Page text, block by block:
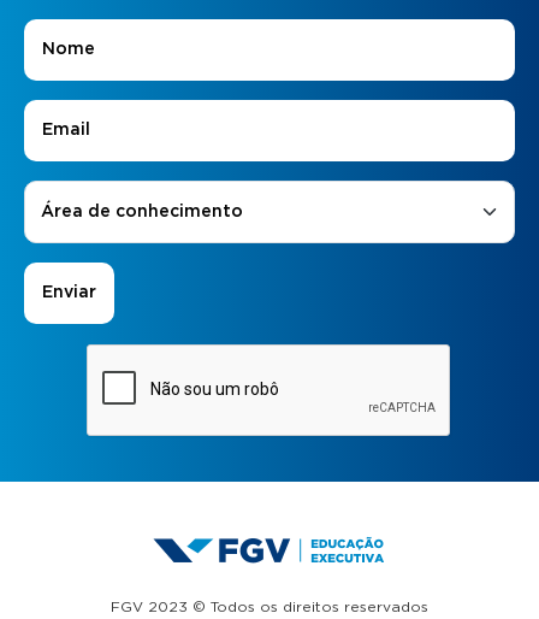
Nome
E-mail
Áreas de Interesse
Área de conhecimento
FGV 2023 © Todos os direitos reservados